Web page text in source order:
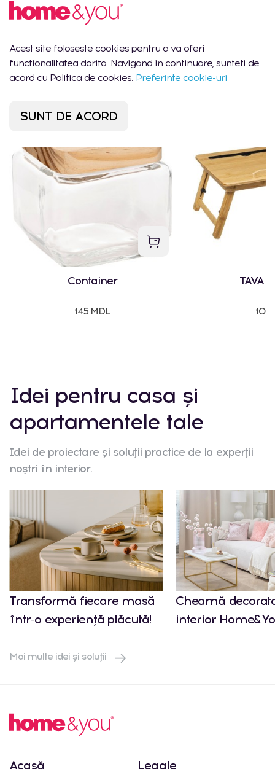
CUTIE DEPOZITARE
Ar putea să îți placă
Container
145 MDL
TAVA
Idei pentru casa și
apartamentele tale
Idei de proiectare și soluții practice de la experții
noștri în interior.
Transformă fiecare masă
într-o experiență plăcută!
Cheamă
interior
Mai multe idei și soluții
Acasă Legale
Acest site foloseste cookies pentru a va oferi
functionalitatea dorita. Navigand in continuare, sunteti de
acord cu Politica de cookies. Preferinte cookie-uri
SUNT DE ACORD